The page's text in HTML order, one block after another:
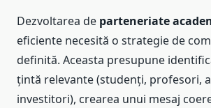
Dezvoltarea de parteneriate
eficiente necesită o strategie de
definită. Aceasta presupune
țintă relevante (studenți, profesori,
investitori), crearea unui mesaj